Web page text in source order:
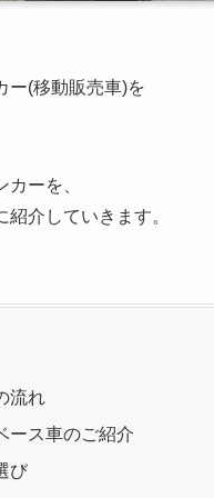
ー(移動販売車)を
ーを、
介していきます。
流れ
ース車のご紹介
び